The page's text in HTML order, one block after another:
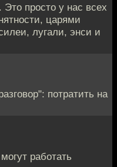
просто у нас всех
царями
лугали, энси и
потратить на
работать